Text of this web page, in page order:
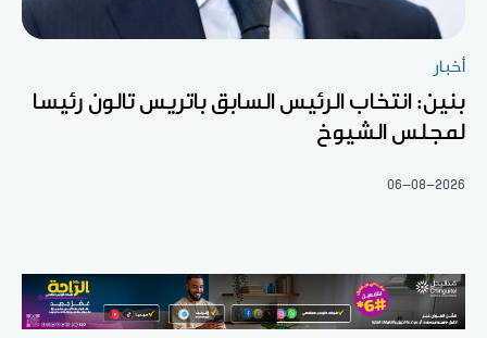
أخبار
بنين: انتخاب الرئيس السابق باتريس تالون رئيسا
لمجلس الشيوخ
06-08-2026